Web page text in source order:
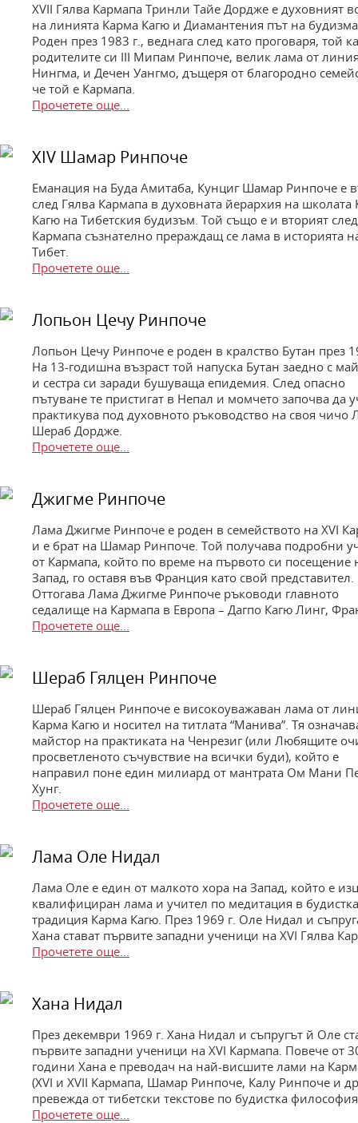
XVII Гялва Кармапа Тринли Тайе Дордже е духовният
на линията Карма Кагю и Диамантения път на
Роден през 1983 г., веднага след като проговаря, той
родителите си III Мипам Ринпоче, велик лама от
Нингма, и Дечен Уангмо, дъщеря от благородно
че той е Кармапа.
Прочетете още...
XIV Шамар Ринпоче
Еманация на Буда Амитаба, Кунциг Шамар Ринпоче е
след Гялва Кармапа в духовната йерархия на школата
Кагю на Тибетския будизъм. Той също е и вторият след
Кармапа съзнателно прераждащ се лама в историята
Тибет.
Прочетете още...
Лопьон Цечу Ринпоче
Лопьон Цечу Ринпоче е роден в кралство Бутан през
На 13-годишна възраст той напуска Бутан заедно с
и сестра си заради бушуваща епидемия. След опасно
пътуване те пристигат в Непал и момчето започва да
практикува под духовното ръководство на своя чичо
Шераб Дордже.
Прочетете още...
Джигме Ринпоче
Лама Джигме Ринпоче е роден в семейството на XVI
и е брат на Шамар Ринпоче. Той получава подробни
от Кармапа, който по време на първото си посещение
Запад, го оставя във Франция като свой представител.
Оттогава Лама Джигме Ринпоче ръководи главното
седалище на Кармапа в Европа – Дагпо Кагю Линг,
Прочетете още...
Шераб Гялцен Ринпоче
Шераб Гялцен Ринпоче е високоуважаван лама от
Карма Кагю и носител на титлата “Манива”. Тя
майстор на практиката на Ченрезиг (или Любящите
просветленото съчувствие на всички буди), който е
направил поне един милиард от мантрата Ом Мани
Хунг.
Прочетете още...
Лама Оле Нидал
Лама Оле е един от малкото хора на Запад, който е
квалифициран лама и учител по медитация в
традиция Карма Кагю. През 1969 г. Оле Нидал и
Хана стават първите западни ученици на XVI Гялва
Прочетете още...
Хана Нидал
През декември 1969 г. Хана Нидал и съпругът й Оле
първите западни ученици на XVI Кармапа. Повече от
години Хана е преводач на най-висшите лами на
(XVI и XVII Кармапа, Шамар Ринпоче, Калу Ринпоче и
превежда от тибетски текстове по будистка
Прочетете още...